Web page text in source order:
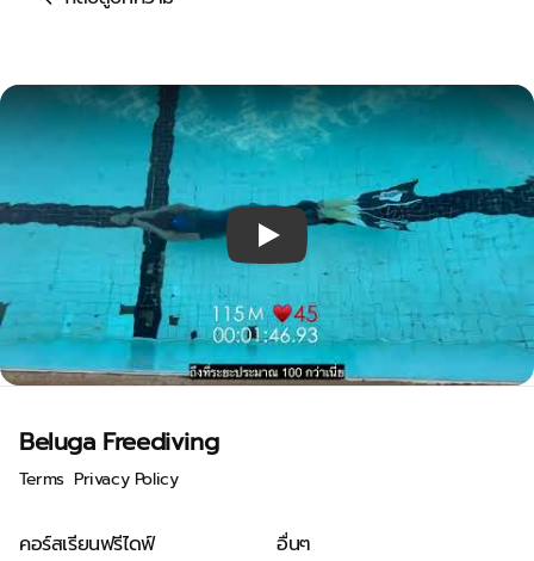
Play
Beluga Freediving
Terms Privacy Policy
คอร์สเรียนฟรีไดฟ์ อื่นๆ